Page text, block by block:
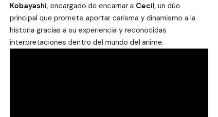
Kobayashi, encargado de encarnar a Cecil, un dúo
principal que promete aportar carisma y dinamismo a la
historia gracias a su experiencia y reconocidas
interpretaciones dentro del mundo del anime.